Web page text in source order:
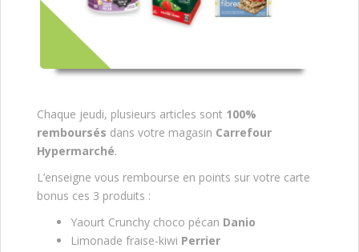
Chaque jeudi, plusieurs articles sont 100%
remboursés dans votre magasin Carrefour
Hypermarché.
L’enseigne vous rembourse en points sur votre carte
bonus ces 3 produits :
Yaourt Crunchy choco pécan Danio
Limonade fraise-kiwi Perrier